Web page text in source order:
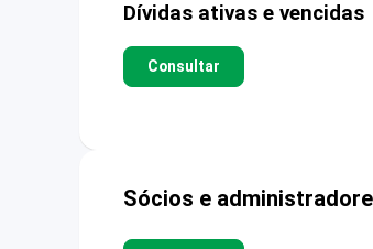
Dívidas ativas e vencidas
Consultar
Sócios e